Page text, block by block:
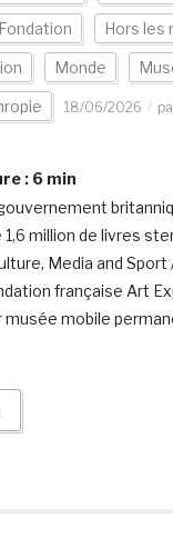
Fondation Hors les
Monde
18/06/2026
: 6 min
million de livres
Media and Sport
française Art
mobile